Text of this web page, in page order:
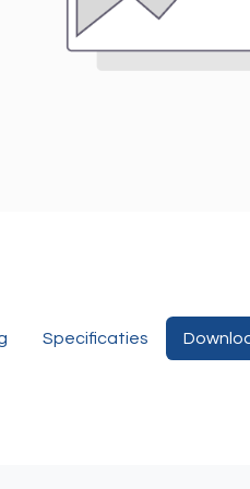
Specificaties